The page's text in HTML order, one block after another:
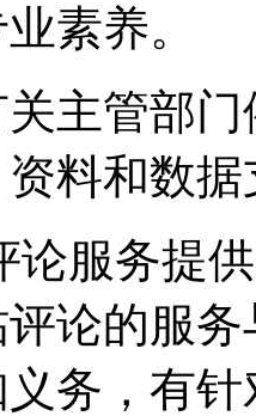
素养。
关主管部
料和数
论服务提
论的服
务，有